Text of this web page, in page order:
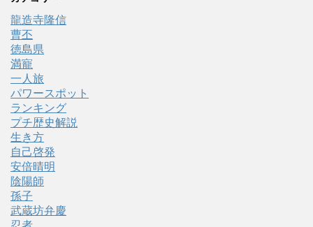
龍造寺隆信
曹丕
徳島県
満寵
一人旅
パワースポット
ランキング
プチ歴史解説
生き方
自己啓発
安倍晴明
陰陽師
孫子
武蔵坊弁慶